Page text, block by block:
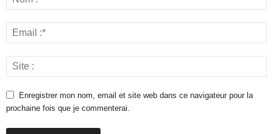
Enregistrer mon nom, email et site web dans ce navigateur pour la
prochaine fois que je commenterai.